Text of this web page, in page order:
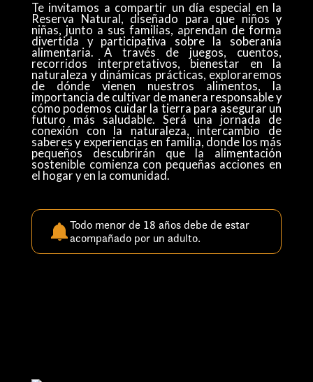
Te invitamos a compartir un día especial en la
Reserva Natural, diseñado para que niños y
niñas, junto a sus familias, aprendan de forma
divertida y participativa sobre la soberanía
alimentaria. A través de juegos, cuentos,
recorridos interpretativos, bienestar en la
naturaleza y dinámicas prácticas, exploraremos
de dónde vienen nuestros alimentos, la
importancia de cultivar de manera responsable y
cómo podemos cuidar la tierra para asegurar un
futuro más saludable. Será una jornada de
conexión con la naturaleza, intercambio de
saberes y experiencias en familia, donde los más
pequeños descubrirán que la alimentación
sostenible comienza con pequeñas acciones en
el hogar y en la comunidad.
Todo menor de 18 años debe de estar
acompañado por un adulto.